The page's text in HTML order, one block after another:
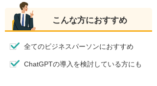
こんな方におすすめ
全てのビジネスパーソンにおすすめ
ChatGPTの導入を検討している方にも